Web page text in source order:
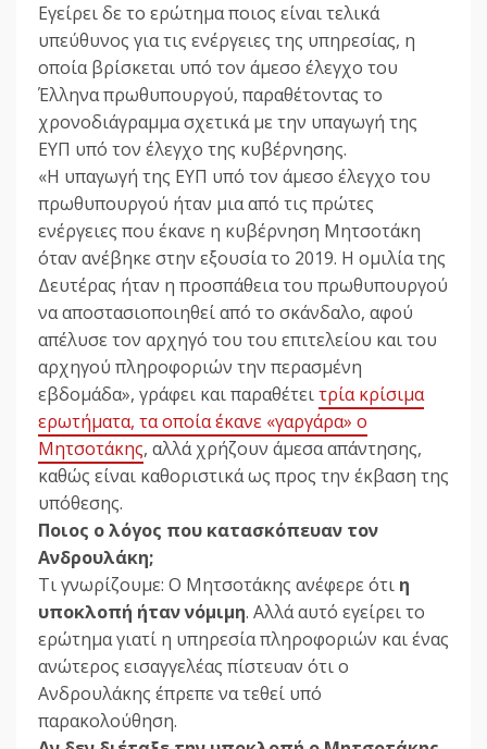
Εγείρει δε το ερώτημα ποιος είναι τελικά
υπεύθυνος για τις ενέργειες της υπηρεσίας, η
οποία βρίσκεται υπό τον άμεσο έλεγχο του
Έλληνα πρωθυπουργού, παραθέτοντας το
χρονοδιάγραμμα σχετικά με την υπαγωγή της
ΕΥΠ υπό τον έλεγχο της κυβέρνησης.
«Η υπαγωγή της ΕΥΠ υπό τον άμεσο έλεγχο του
πρωθυπουργού ήταν μια από τις πρώτες
ενέργειες που έκανε η κυβέρνηση Μητσοτάκη
όταν ανέβηκε στην εξουσία το 2019. Η ομιλία της
Δευτέρας ήταν η προσπάθεια του πρωθυπουργού
να αποστασιοποιηθεί από το σκάνδαλο, αφού
απέλυσε τον αρχηγό του του επιτελείου και του
αρχηγού πληροφοριών την περασμένη
εβδομάδα», γράφει και παραθέτειτρία κρίσιμα
ερωτήματα, τα οποία έκανε «γαργάρα» ο
Μητσοτάκης, αλλά χρήζουν άμεσα απάντησης,
καθώς είναι καθοριστικά ως προς την έκβαση της
υπόθεσης.
Ποιος ο λόγος που κατασκόπευαν τον
Ανδρουλάκη;
Τι γνωρίζουμε: O Μητσοτάκης ανέφερε ότι η
υποκλοπή ήταν νόμιμη. Αλλά αυτό εγείρει το
ερώτημα γιατί η υπηρεσία πληροφοριών και ένας
ανώτερος εισαγγελέας πίστευαν ότι ο
Ανδρουλάκης έπρεπε να τεθεί υπό
παρακολούθηση.